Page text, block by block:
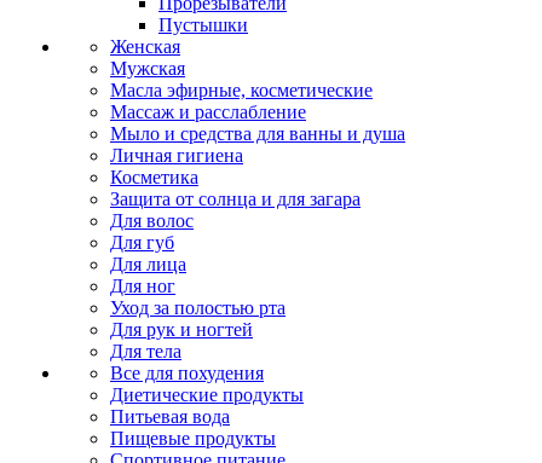
Пустышки
Женская
Мужская
Масла эфирные, косметические
Массаж и расслабление
Мыло и средства для ванны и душа
Личная гигиена
Косметика
Защита от солнца и для загара
Для волос
Для губ
Для лица
Для ног
Уход за полостью рта
Для рук и ногтей
Для тела
Все для похудения
Диетические продукты
Питьевая вода
Пищевые продукты